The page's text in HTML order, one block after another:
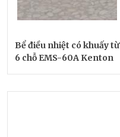
Bể điều nhiệt có khuấy từ
6 chỗ EMS-60A Kenton